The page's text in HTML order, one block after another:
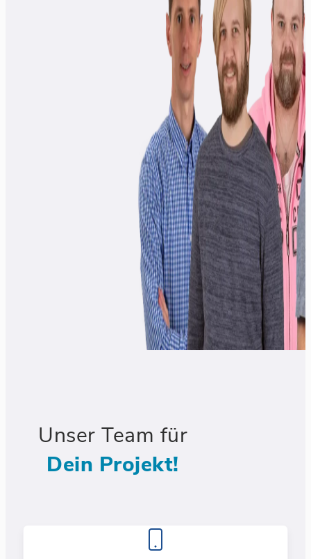
Unser Team für
Dein Projekt!